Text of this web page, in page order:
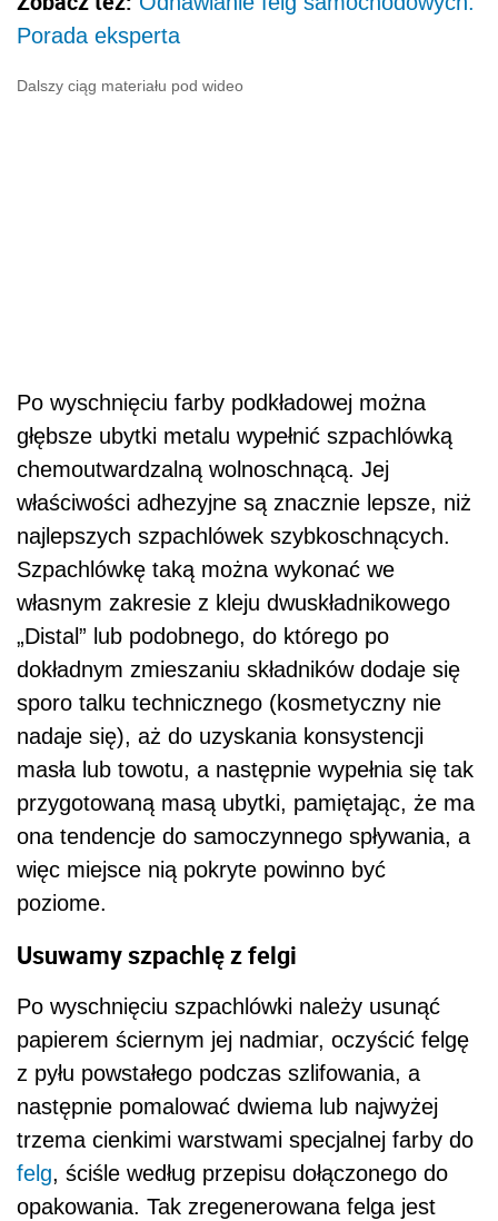
Porada eksperta
Dalszy ciąg materiału pod wideo
Po wyschnięciu farby podkładowej można
głębsze ubytki metalu wypełnić szpachlówką
chemoutwardzalną wolnoschnącą. Jej
właściwości adhezyjne są znacznie lepsze, niż
najlepszych szpachlówek szybkoschnących.
Szpachlówkę taką można wykonać we
własnym zakresie z kleju dwuskładnikowego
„Distal” lub podobnego, do którego po
dokładnym zmieszaniu składników dodaje się
sporo talku technicznego (kosmetyczny nie
nadaje się), aż do uzyskania konsystencji
masła lub towotu, a następnie wypełnia się tak
przygotowaną masą ubytki, pamiętając, że ma
ona tendencje do samoczynnego spływania, a
więc miejsce nią pokryte powinno być
poziome.
Usuwamy szpachlę z felgi
Po wyschnięciu szpachlówki należy usunąć
papierem ściernym jej nadmiar, oczyścić felgę
z pyłu powstałego podczas szlifowania, a
następnie pomalować dwiema lub najwyżej
trzema cienkimi warstwami specjalnej farby do
felg, ściśle według przepisu dołączonego do
opakowania. Tak zregenerowana felga jest